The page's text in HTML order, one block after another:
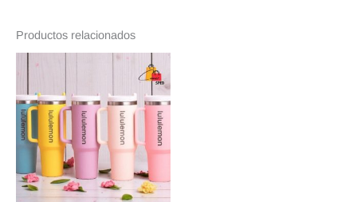
Productos relacionados